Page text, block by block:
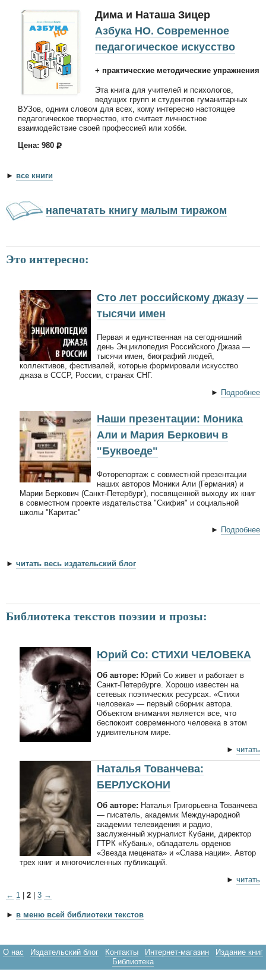
Дима и Наташа Зицер
Азбука НО. Современное
педагогическое искусство
+ практические методические упражнения
Эта книга для учителей и психологов,
ведущих групп и студентов гуманитарных
ВУЗов, одним словом для всех, кому интересно настоящее
педагогическое творчество, кто считает личностное
взаимодействие своей профессией или хобби.
Цена: 980
► все книги
напечатать книгу малым тиражом
Это интересно:
Сто лет российскому джазу —
тысячи имен
Первая и единственная на сегодняшний
день Энциклопедия Российского Джаза —
тысячи имен, биографий людей,
коллективов, фестивалей, которые формировали искусство
джаза в СССР, России, странах СНГ.
► Подробнее
Наши презентации: Моника
Али и Мария Беркович в
"Буквоеде"
Фоторепортаж с совместной презентации
наших авторов Моники Али (Германия) и
Марии Беркович (Санкт-Петербург), посвященной выходу их книг
в совместном проекте издательства "Скифия" и социальной
школы "Каритас"
► Подробнее
► читать весь издательский блог
Библиотека текстов поэзии и прозы:
Юрий Со: СТИХИ ЧЕЛОВЕКА
Об авторе: Юрий Со живет и работает в
Санкт-Петербурге. Хорошо известен на
сетевых поэтических ресурсах. «Стихи
человека» — первый сборник автора.
Объектом внимания является все, что
беспокоит современного человека в этом
удивительном мире.
► читать
Наталья Тованчева:
БЕРЛУСКОНИ
Об авторе: Наталья Григорьевна Тованчева
— писатель, академик Международной
академии телевидения и радио,
заслуженный журналист Кубани, директор
ГТРК «Кубань», обладатель орденов
«Звезда мецената» и «Слава нации». Автор
трех книг и многочисленных публикаций.
► читать
← 1 2 3 →
► в меню всей библиотеки текстов
О нас Издательский блог Контакты Интернет-магазин
Издание книг
Библиотека